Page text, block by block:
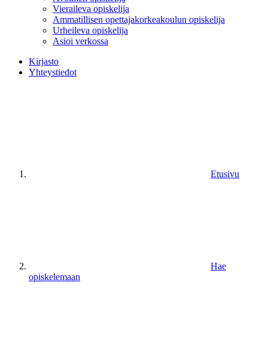
Vieraileva opiskelija
Ammatillisen opettajakorkeakoulun opiskelija
Urheileva opiskelija
Asioi verkossa
Kirjasto
Yhteystiedot
Etusivu
Hae
opiskelemaan